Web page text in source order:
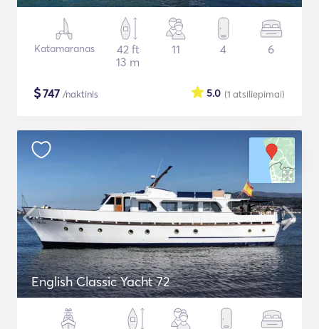
Katamaranas
42 ft
13 m
11 4 6
$747 /naktinis (1 atsiliepimai)
5.0
English Classic Yacht 72